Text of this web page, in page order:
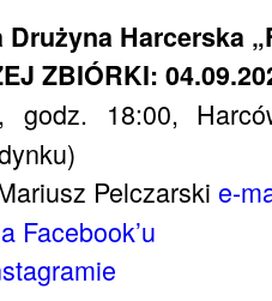
Harcerska
ZBIÓRKI:
godz. 18:00,
Pelczarski e-
Facebook’u